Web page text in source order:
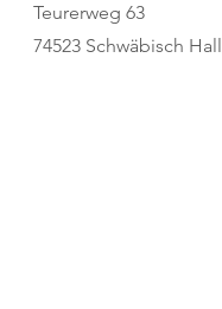
Teurerweg 63
74523 Schwäbisch Hall